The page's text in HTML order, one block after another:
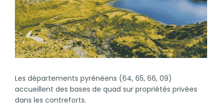
Les départements pyrénéens (64, 65, 66, 09)
accueillent des bases de quad sur propriétés privées
dans les contreforts.